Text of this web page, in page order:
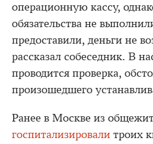
операционную кассу,
обязательства не
предоставили, деньги не
рассказал собеседник. В
проводится проверка,
произошедшего
Ранее в Москве из
госпитализировали троих